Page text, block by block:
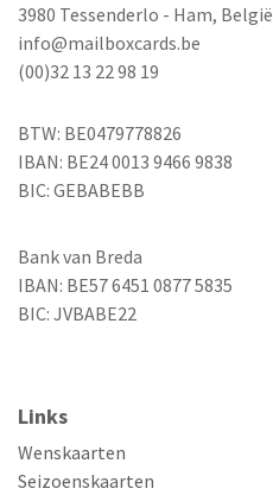
3980 Tessenderlo - Ham, België
info@mailboxcards.be
(00)32 13 22 98 19
BTW: BE0479778826
IBAN: BE24 0013 9466 9838
BIC: GEBABEBB
Bank van Breda
IBAN: BE57 6451 0877 5835
BIC: JVBABE22
Links
Wenskaarten
Seizoenskaarten